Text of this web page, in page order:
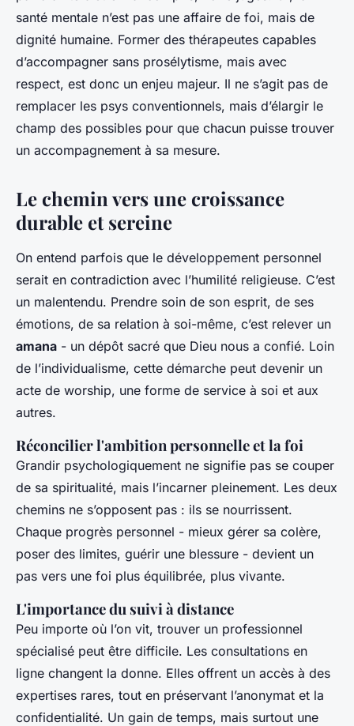
santé mentale n’est pas une affaire de foi, mais de
dignité humaine. Former des thérapeutes capables
d’accompagner sans prosélytisme, mais avec
respect, est donc un enjeu majeur. Il ne s’agit pas de
remplacer les psys conventionnels, mais d’élargir le
champ des possibles pour que chacun puisse trouver
un accompagnement à sa mesure.
Le chemin vers une croissance
durable et sereine
On entend parfois que le développement personnel
serait en contradiction avec l’humilité religieuse. C’est
un malentendu. Prendre soin de son esprit, de ses
émotions, de sa relation à soi-même, c’est relever un
amana - un dépôt sacré que Dieu nous a confié. Loin
de l’individualisme, cette démarche peut devenir un
acte de worship, une forme de service à soi et aux
autres.
Réconcilier l'ambition personnelle et la foi
Grandir psychologiquement ne signifie pas se couper
de sa spiritualité, mais l’incarner pleinement. Les deux
chemins ne s’opposent pas : ils se nourrissent.
Chaque progrès personnel - mieux gérer sa colère,
poser des limites, guérir une blessure - devient un
pas vers une foi plus équilibrée, plus vivante.
L'importance du suivi à distance
Peu importe où l’on vit, trouver un professionnel
spécialisé peut être difficile. Les consultations en
ligne changent la donne. Elles offrent un accès à des
expertises rares, tout en préservant l’anonymat et la
confidentialité. Un gain de temps, mais surtout une